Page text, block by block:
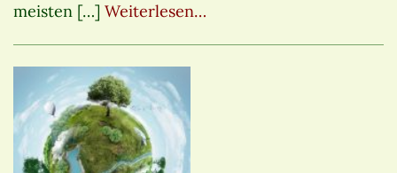
meisten […] Weiterlesen…